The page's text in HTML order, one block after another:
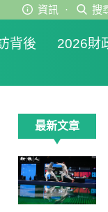
資訊 · 搜
背後 2026財
最新文章